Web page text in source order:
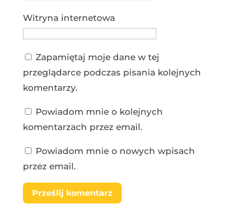
Witryna internetowa
Zapamiętaj moje dane w tej
przeglądarce podczas pisania kolejnych
komentarzy.
Powiadom mnie o kolejnych
komentarzach przez email.
Powiadom mnie o nowych wpisach
przez email.